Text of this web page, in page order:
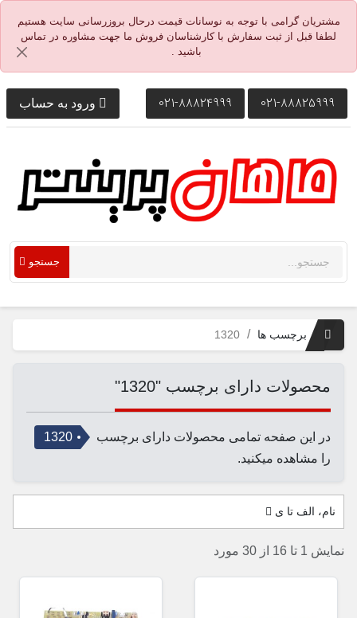
مشتریان گرامی با توجه به نوسانات قیمت درحال بروزرسانی سایت هستیم
لطفا قبل از ثبت سفارش با کارشناسان فروش ما جهت مشاوره در تماس
باشید .
021-88825999
021-88824999 ورود به حساب
جستجو
برچسب ها 1320
محصولات دارای برچسب "1320"
در این صفحه تمامی محصولات دارای برچسب
1320
را مشاهده میکنید.
نام، الف تا ی
نمایش 1 تا 16 از 30 مورد